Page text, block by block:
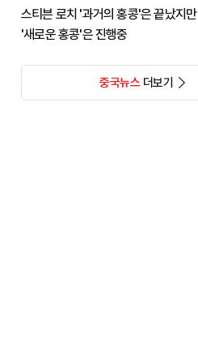
스티븐 로치 '과거의 홍콩'은 끝났지만
'새로운 홍콩'은 진행중
중국뉴스더보기